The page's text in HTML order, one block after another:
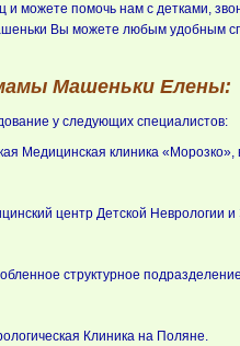
и можете помочь нам с детками,
Вы можете любым удобным
Машеньки Елены:
у следующих специалистов:
Медицинская клиника «Морозко»,
центр Детской Неврологии
структурное
Клиника на Поляне.